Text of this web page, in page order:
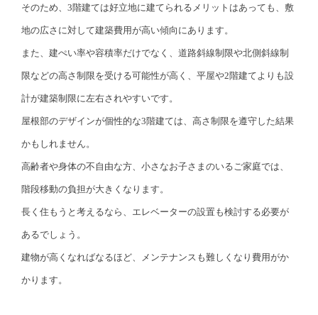
そのため、3階建ては好立地に建てられるメリットはあっても、敷
地の広さに対して建築費用が高い傾向にあります。
また、建ぺい率や容積率だけでなく、道路斜線制限や北側斜線制
限などの高さ制限を受ける可能性が高く、平屋や2階建てよりも設
計が建築制限に左右されやすいです。
屋根部のデザインが個性的な3階建ては、高さ制限を遵守した結果
かもしれません。
高齢者や身体の不自由な方、小さなお子さまのいるご家庭では、
階段移動の負担が大きくなります。
長く住もうと考えるなら、エレベーターの設置も検討する必要が
あるでしょう。
建物が高くなればなるほど、メンテナンスも難しくなり費用がか
かります。